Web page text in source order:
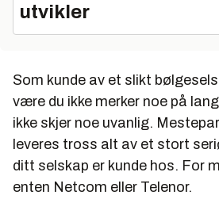
utvikler
Som kunde av et slikt
være du ikke merker noe på
ikke skjer noe uvanlig.
leveres tross alt av et stort
ditt selskap er kunde hos. For
enten Netcom eller Telenor.